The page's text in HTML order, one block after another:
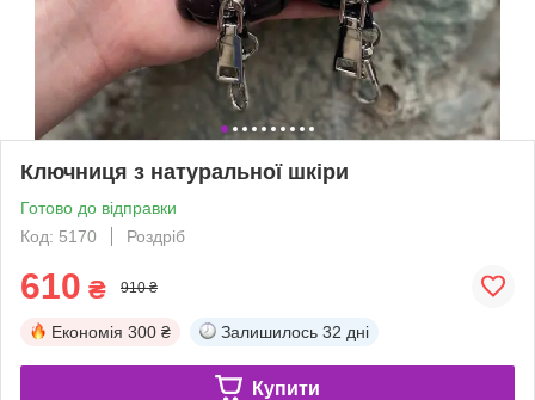
Ключниця з натуральної шкіри
Готово до відправки
Код: 5170
Роздріб
610 ₴ 910 ₴
Економія 300 ₴ Залишилось 32 дні
Купити